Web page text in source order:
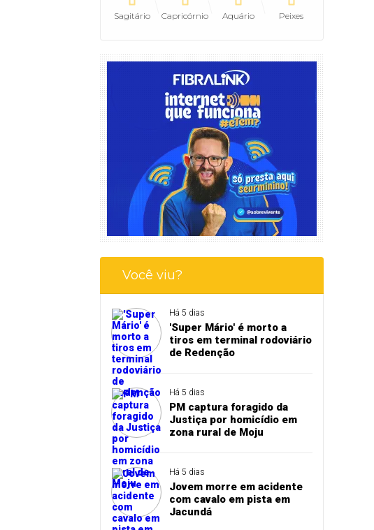
Sagitário Capricórnio Aquário Peixes
Você viu?
Há 5 dias
'Super Mário' é morto a
tiros em terminal rodoviário
de Redenção
Há 5 dias
PM captura foragido da
Justiça por homicídio em
zona rural de Moju
Há 5 dias
Jovem morre em acidente
com cavalo em pista em
Jacundá